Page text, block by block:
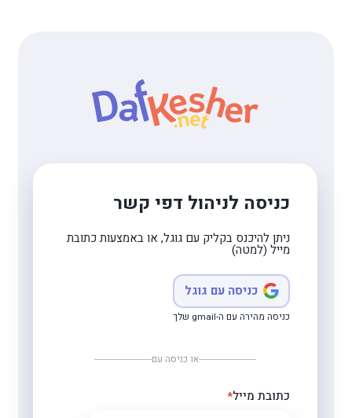
כניסה לניהול דפי קשר
ניתן להיכנס בקליק עם גוגל, או באמצעות כתובת
מייל (למטה)
כניסה עם גוגל
כניסה מהירה עם ה-gmail שלך
או כניסה עם
כתובת מייל